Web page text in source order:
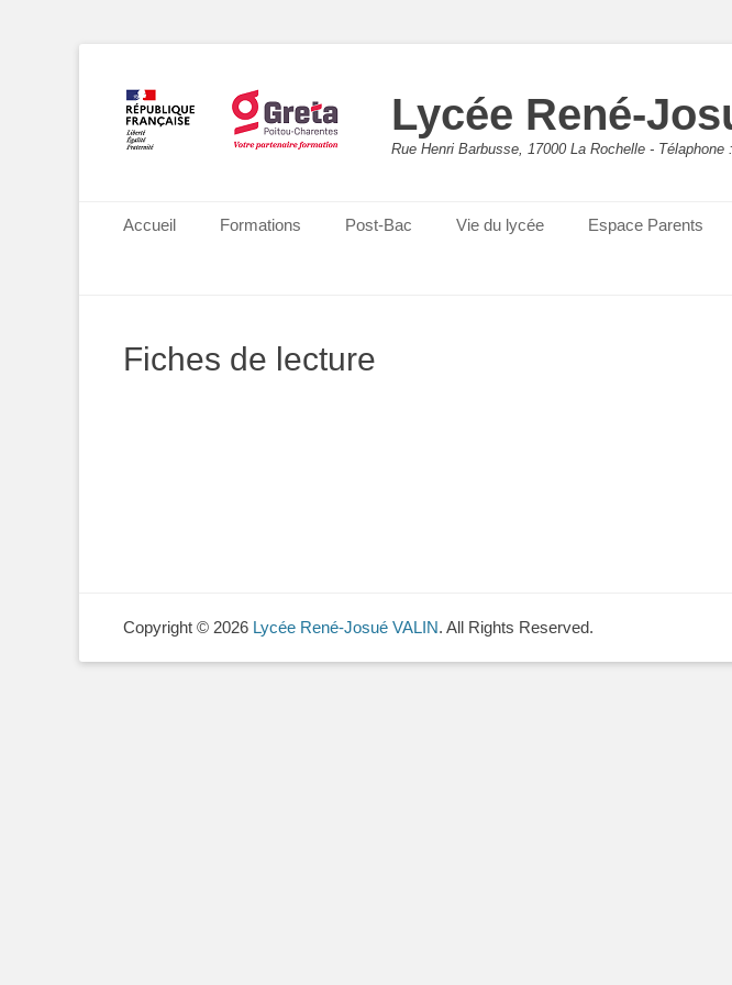
Lycée René-
Rue Henri Barbusse, 17000 La Rochelle -
Menu principal
Accueil Formations Post-Bac Vie du lycée Espace Parents
Fiches de lecture
Copyright © 2026 Lycée René-Josué VALIN. All Rights Reserved.